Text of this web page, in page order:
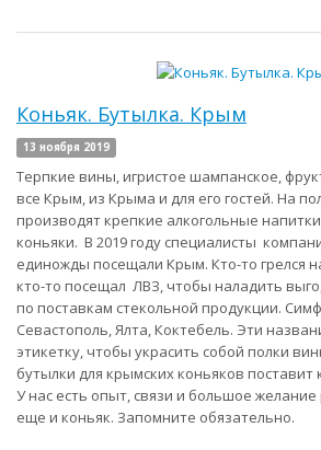
Коньяк. Бутылка. Крым
13 ноября 2019
Терпкие вины, игристое шампанское,
все Крым, из Крыма и для его гостей. На
производят крепкие алкогольные
коньяки. В 2019 году специалисты
единожды посещали Крым. Кто-то грелся
кто-то посещал ЛВЗ, чтобы наладить
по поставкам стекольной продукции.
Севастополь, Ялта, Коктебель. Эти
этикетку, чтобы украсить собой полки
бутылки для крымских коньяков поставит
У нас есть опыт, связи и большое
еще и коньяк. Запомните обязательно.